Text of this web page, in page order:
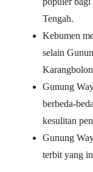
Tengah.
Kebumen
selain
Gunung
berbeda-
kesulitan
Gunung
terbit yang